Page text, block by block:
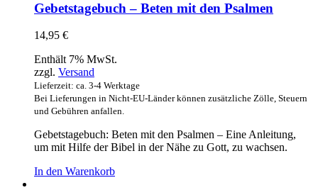
Gebetstagebuch – Beten mit den Psalmen
14,95 €
Enthält 7% MwSt.
zzgl. Versand
Lieferzeit: ca. 3-4 Werktage
Bei Lieferungen in Nicht-EU-Länder können zusätzliche Zölle, Steuern
und Gebühren anfallen.
Gebetstagebuch: Beten mit den Psalmen – Eine Anleitung,
um mit Hilfe der Bibel in der Nähe zu Gott, zu wachsen.
In den Warenkorb